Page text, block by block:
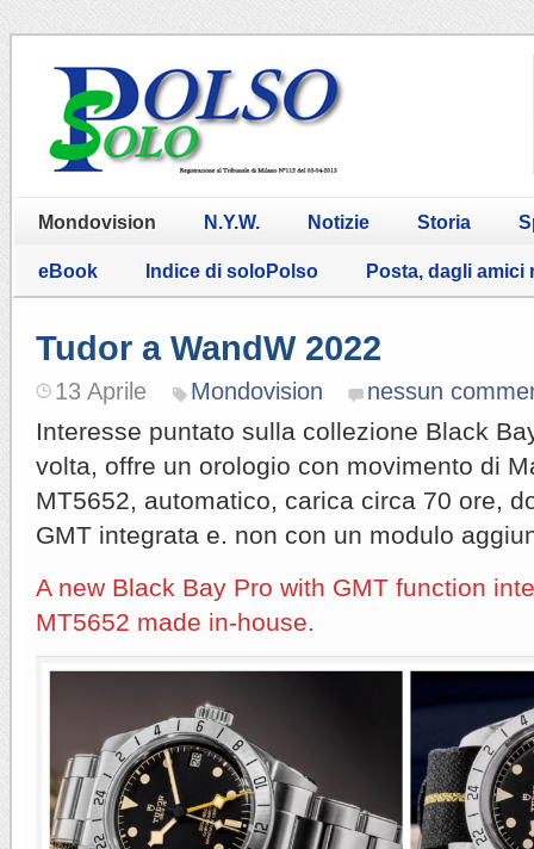
Mondovision N.Y.W. Notizie Storia
eBook Indice di soloPolso Posta, dagli amici
Tudor a WandW 2022
13 Aprile Mondovision nessun
Interesse puntato sulla collezione Black
volta, offre un orologio con movimento di
MT5652, automatico, carica circa 70 ore,
GMT integrata e. non con un modulo
A new Black Bay Pro with GMT function
MT5652 made in-house.